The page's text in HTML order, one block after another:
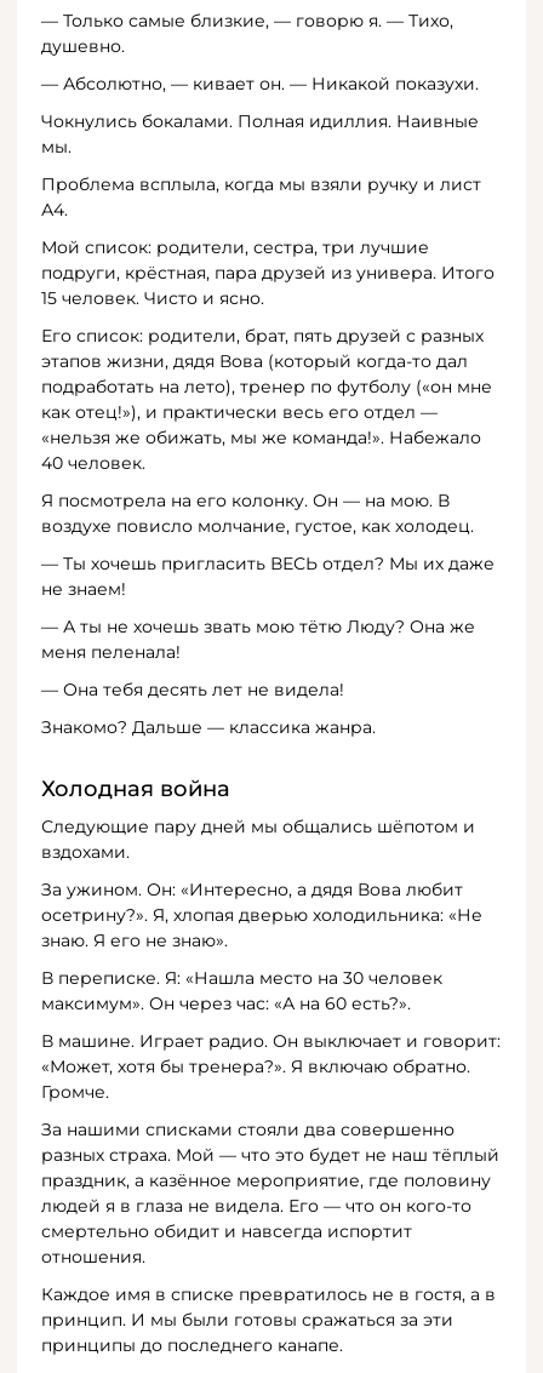
— Только самые близкие, — говорю я. — Тихо,
душевно.
— Абсолютно, — кивает он. — Никакой показухи.
Чокнулись бокалами. Полная идиллия. Наивные
мы.
Проблема всплыла, когда мы взяли ручку и лист
А4.
Мой список: родители, сестра, три лучшие
подруги, крёстная, пара друзей из универа. Итого
15 человек. Чисто и ясно.
Его список: родители, брат, пять друзей с разных
этапов жизни, дядя Вова (который когда-то дал
подработать на лето), тренер по футболу («он мне
как отец!»), и практически весь его отдел —
«нельзя же обижать, мы же команда!». Набежало
40 человек.
Я посмотрела на его колонку. Он — на мою. В
воздухе повисло молчание, густое, как холодец.
— Ты хочешь пригласить ВЕСЬ отдел? Мы их даже
не знаем!
— А ты не хочешь звать мою тётю Люду? Она же
меня пеленала!
— Она тебя десять лет не видела!
Знакомо? Дальше — классика жанра.
Холодная война
Следующие пару дней мы общались шёпотом и
вздохами.
За ужином. Он: «Интересно, а дядя Вова любит
осетрину?». Я, хлопая дверью холодильника: «Не
знаю. Я его не знаю».
В переписке. Я: «Нашла место на 30 человек
максимум». Он через час: «А на 60 есть?».
В машине. Играет радио. Он выключает и говорит:
«Может, хотя бы тренера?». Я включаю обратно.
Громче.
За нашими списками стояли два совершенно
разных страха. Мой — что это будет не наш тёплый
праздник, а казённое мероприятие, где половину
людей я в глаза не видела. Его — что он кого-то
смертельно обидит и навсегда испортит
отношения.
Каждое имя в списке превратилось не в гостя, а в
принцип. И мы были готовы сражаться за эти
принципы до последнего канапе.